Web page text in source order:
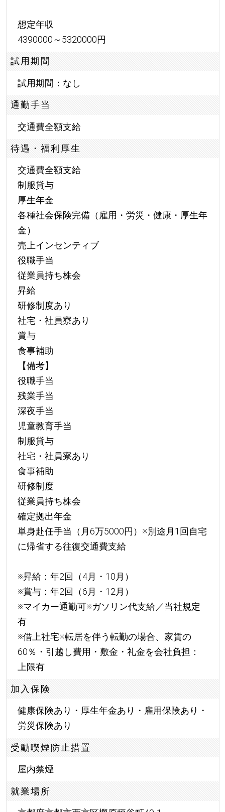
想定年収
4390000～5320000円
試用期間
試用期間：なし
通勤手当
交通費全額支給
待遇・福利厚生
交通費全額支給
制服貸与
厚生年金
各種社会保険完備（雇用・労災・健康・厚生年
金）
売上インセンティブ
役職手当
従業員持ち株会
昇給
研修制度あり
社宅・社員寮あり
賞与
食事補助
【備考】
役職手当
残業手当
深夜手当
児童教育手当
制服貸与
社宅・社員寮あり
食事補助
研修制度
従業員持ち株会
確定拠出年金
単身赴任手当（月6万5000円）※別途月1回自宅
に帰省する往復交通費支給
※昇給：年2回（4月・10月）
※賞与：年2回（6月・12月）
※マイカー通勤可※ガソリン代支給／当社規定
有
※借上社宅※転居を伴う転勤の場合、家賃の
60％・引越し費用・敷金・礼金を会社負担：
上限有
加入保険
健康保険あり・厚生年金あり・雇用保険あり・
労災保険あり
受動喫煙防止措置
屋内禁煙
就業場所